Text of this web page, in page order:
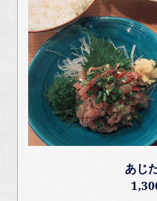
あじ